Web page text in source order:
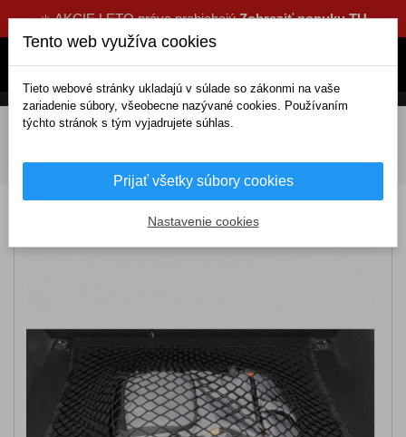
☀️ AKCIE LETO práve prebiehajúZobraziť ponuku TU
DOMOV Interiérové doplnky
70x90cm
Tento web využíva cookies
Tieto webové stránky ukladajú v súlade so zákonmi na vaše
zariadenie súbory, všeobecne nazývané cookies. Používaním
týchto stránok s tým vyjadrujete súhlas.
Prijať všetky súbory cookies
Nastavenie cookies